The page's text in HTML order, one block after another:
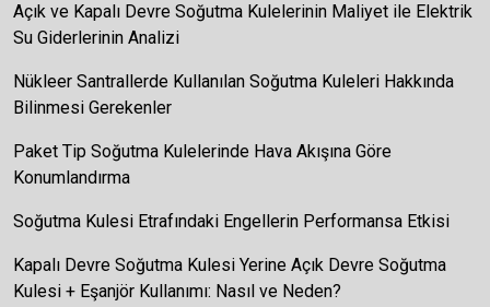
Açık ve Kapalı Devre Soğutma Kulelerinin Maliyet ile Elektrik
Su Giderlerinin Analizi
Nükleer Santrallerde Kullanılan Soğutma Kuleleri Hakkında
Bilinmesi Gerekenler
Paket Tip Soğutma Kulelerinde Hava Akışına Göre
Konumlandırma
Soğutma Kulesi Etrafındaki Engellerin Performansa Etkisi
Kapalı Devre Soğutma Kulesi Yerine Açık Devre Soğutma
Kulesi + Eşanjör Kullanımı: Nasıl ve Neden?